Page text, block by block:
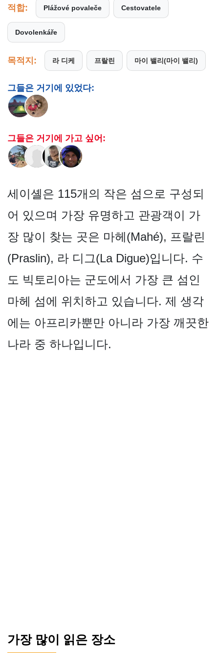
적합: Plážové povaleče Cestovatele
Dovolenkáře
목적지: 라 디케 프랄린 마이 밸리(마이 밸리)
그들은 거기에 있었다:
그들은 거기에 가고 싶어:
세이셸은 115개의 작은 섬으로 구성되
어 있으며 가장 유명하고 관광객이 가
장 많이 찾는 곳은 마헤(Mahé), 프랄린
(Praslin), 라 디그(La Digue)입니다. 수
도 빅토리아는 군도에서 가장 큰 섬인
마헤 섬에 위치하고 있습니다. 제 생각
에는 아프리카뿐만 아니라 가장 깨끗한
나라 중 하나입니다.
가장 많이 읽은 장소